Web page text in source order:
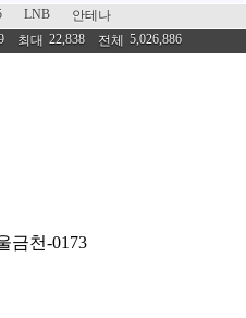
LNB 안테나
최대 22,838 전체 5,026,886
금천-0173